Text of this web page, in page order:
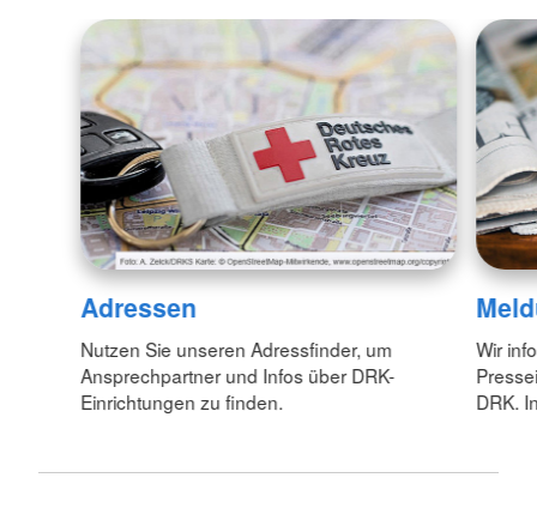
Adressen
Nutzen Sie unseren Adressfinder, um
Ansprechpartner und Infos über DRK-
Einrichtungen zu finden.
Wir
DRK.